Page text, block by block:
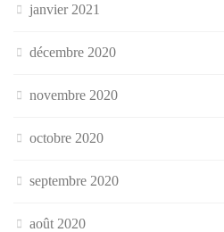
janvier 2021
décembre 2020
novembre 2020
octobre 2020
septembre 2020
août 2020